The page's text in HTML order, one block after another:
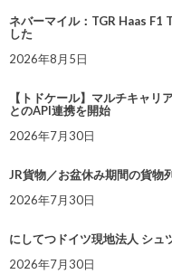
ネバーマイル：TGR Haas F1
した
2026年8月5日
【トドケール】マルチキャ
とのAPI連携を開始
2026年7月30日
JR貨物／お盆休み期間の貨物
2026年7月30日
にしてつドイツ現地法人 シュ
2026年7月30日